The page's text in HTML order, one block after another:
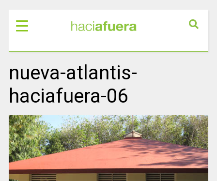
nueva-atlantis-
haciafuera-06